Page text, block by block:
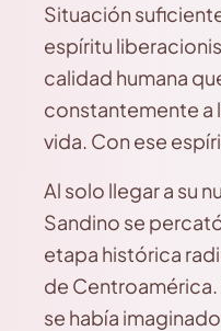
Situación
espíritu
calidad humana
constantemente a
vida. Con ese
Al solo llegar a su
Sandino se
etapa histórica
de
se había